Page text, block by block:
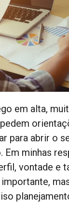
em alta,
para abrir o
Em minhas
vontade e